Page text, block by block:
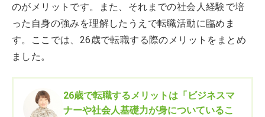
のがメリットです。また、それまでの社会人経験で培
った自身の強みを理解したうえで転職活動に臨めま
す。ここでは、26歳で転職する際のメリットをまとめ
ました。
26歳で転職するメリットは「ビジネスマ
ナーや社会人基礎力が身についているこ